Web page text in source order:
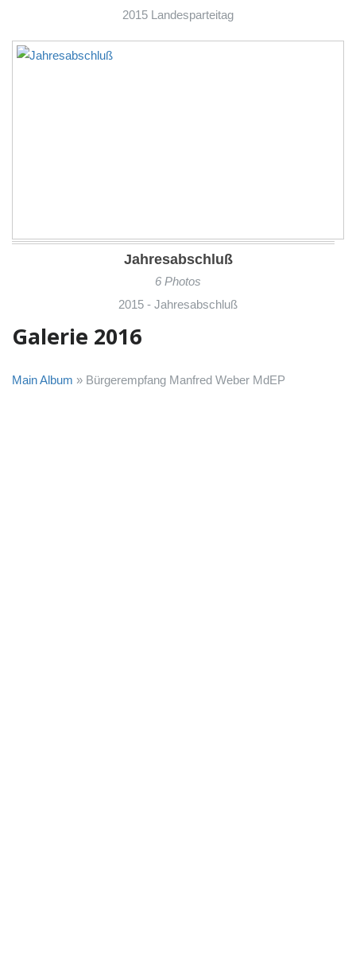
2015 Landesparteitag
Jahresabschluß
6 Photos
2015 - Jahresabschluß
Galerie 2016
Main Album » Bürgerempfang Manfred Weber MdEP